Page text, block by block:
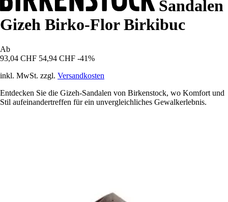
Sandalen
Gizeh Birko-Flor Birkibuc
Ab
93,04 CHF 54,94 CHF -41%
inkl. MwSt. zzgl. Versandkosten
Entdecken Sie die Gizeh-Sandalen von Birkenstock, wo Komfort und
Stil aufeinandertreffen für ein unvergleichliches Gewalkerlebnis.